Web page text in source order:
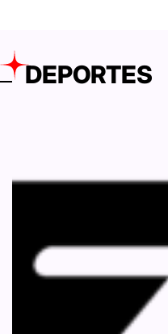
DEPORTES